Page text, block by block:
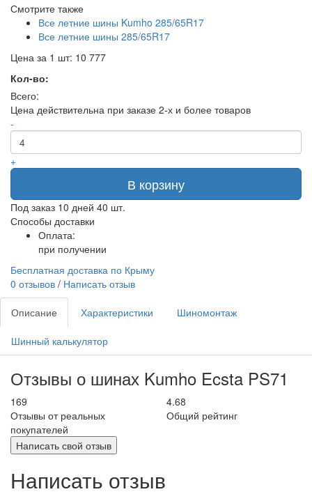
Смотрите также
Все летние шины Kumho 285/65R17
Все летние шины 285/65R17
Цена за 1 шт: 10 777
Кол-во:
Всего:
Цена действительна при заказе 2-х и более товаров
-
+
В корзину
Под заказ 10 дней 40 шт.
Способы доставки
Оплата:
при получении
Бесплатная доставка по Крыму
0 отзывов / Написать отзыв
Описание Характеристики Шиномонтаж
Шинный калькулятор
Отзывы о шинах Kumho Ecsta PS71
169
Отзывы от реальных
покупателей
4.68
Общий рейтинг
Написать свой отзыв
Написать отзыв